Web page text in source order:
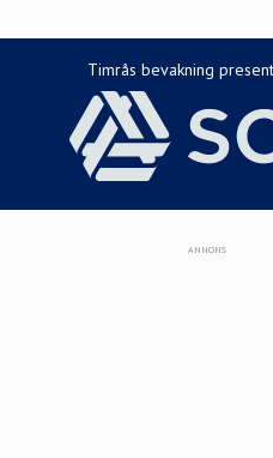
Timrås bevakning